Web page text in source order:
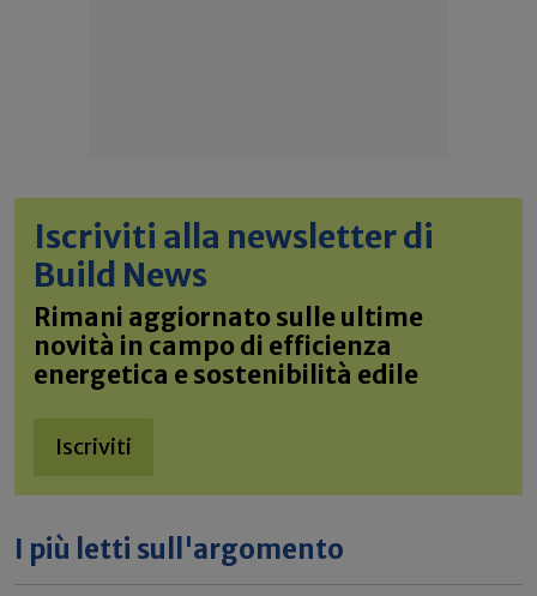
Iscriviti alla newsletter di
Build News
Rimani aggiornato sulle ultime
novità in campo di efficienza
energetica e sostenibilità edile
Iscriviti
I più letti sull'argomento